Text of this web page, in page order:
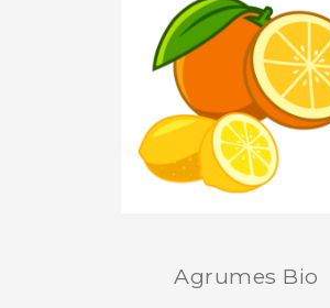
Agrumes Bio